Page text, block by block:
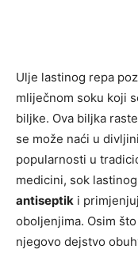
Ulje lastinog repa
mliječnom soku koji
biljke. Ova biljka
se može naći u
popularnosti u
medicini, sok
antiseptik i
oboljenjima. Osim
njegovo dejstvo